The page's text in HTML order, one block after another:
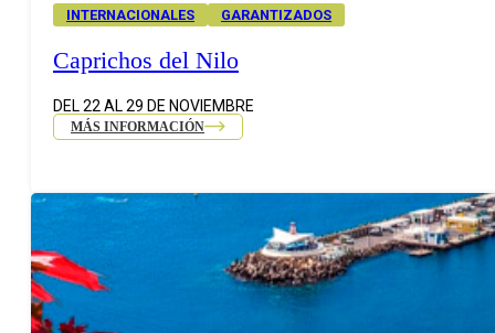
INTERNACIONALES GARANTIZADOS
Caprichos del Nilo
DEL 22 AL 29 DE NOVIEMBRE
MÁS INFORMACIÓN